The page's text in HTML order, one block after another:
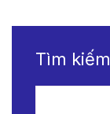
Tìm kiếm